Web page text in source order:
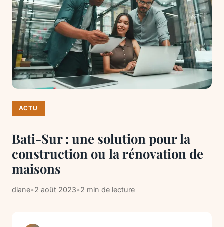
ACTU
Bati-Sur : une solution pour la
construction ou la rénovation de
maisons
diane•2 août 2023•2 min de lecture